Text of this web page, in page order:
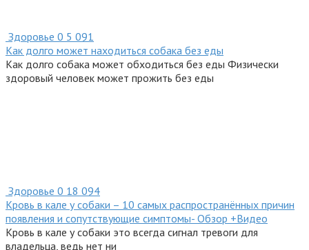
Здоровье 0 5 091
Как долго может находиться собака без еды
Как долго собака может обходиться без еды Физически
здоровый человек может прожить без еды
Здоровье 0 18 094
Кровь в кале у собаки – 10 самых распространённых причин
появления и сопутствующие симптомы- Обзор +Видео
Кровь в кале у собаки это всегда сигнал тревоги для
владельца, ведь нет ни